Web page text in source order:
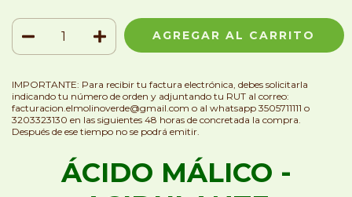
IMPORTANTE: Para recibir tu factura electrónica, debes solicitarla
indicando tu número de orden y adjuntando tu RUT al correo:
facturacion.elmolinoverde@gmail.com o al whatsapp 3505711111 o
3203323130 en las siguientes 48 horas de concretada la compra.
Después de ese tiempo no se podrá emitir.
ÁCIDO MÁLICO -